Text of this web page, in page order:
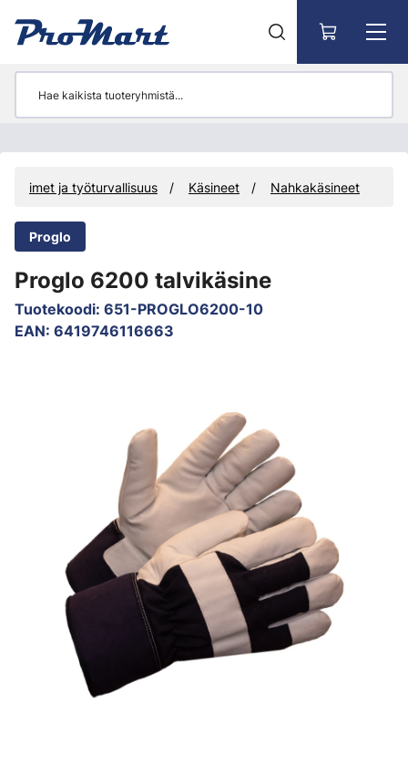
ja työturvallisuus Käsineet Nahkakäsineet
Proglo
Proglo 6200 talvikäsine
Tuotekoodi: 651-PROGLO6200-10
EAN: 6419746116663